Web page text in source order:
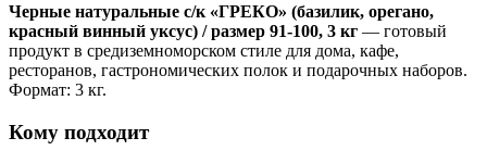
Черные натуральные с/к «ГРЕКО» (базилик, орегано,
красный винный уксус) / размер 91-100, 3 кг — готовый
продукт в средиземноморском стиле для дома, кафе,
ресторанов, гастрономических полок и подарочных наборов.
Формат: 3 кг.
Кому подходит